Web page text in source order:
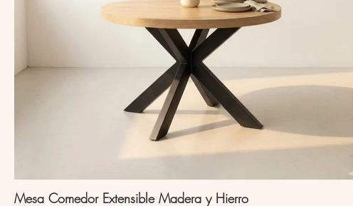
Mesa Comedor Extensible Madera y Hierro